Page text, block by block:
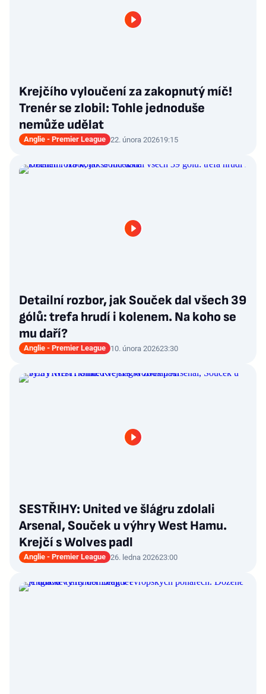
Krejčího vyloučení za zakopnutý míč!
Trenér se zlobil: Tohle jednoduše
nemůže udělat
Anglie - Premier League 22. února 202619:15
Detailní rozbor, jak Souček dal všech 39
gólů: trefa hrudí i kolenem. Na koho se
mu daří?
Anglie - Premier League 10. února 202623:30
SESTŘIHY: United ve šlágru zdolali
Arsenal, Souček u výhry West Hamu.
Krejčí s Wolves padl
Anglie - Premier League 26. ledna 202623:00